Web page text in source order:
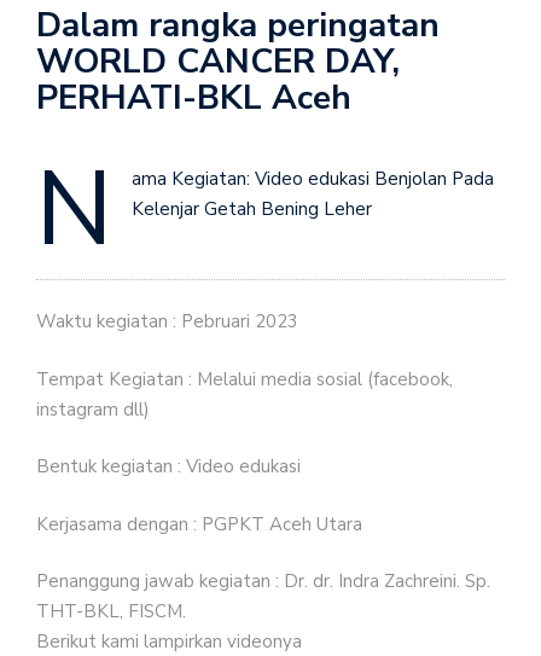
Dalam rangka peringatan
WORLD CANCER DAY,
PERHATI-BKL Aceh
N
ama Kegiatan: Video edukasi Benjolan Pada
Kelenjar Getah Bening Leher
Waktu kegiatan : Pebruari 2023
Tempat Kegiatan : Melalui media sosial (facebook,
instagram dll)
Bentuk kegiatan : Video edukasi
Kerjasama dengan : PGPKT Aceh Utara
Penanggung jawab kegiatan : Dr. dr. Indra Zachreini. Sp.
THT-BKL, FISCM.
Berikut kami lampirkan videonya